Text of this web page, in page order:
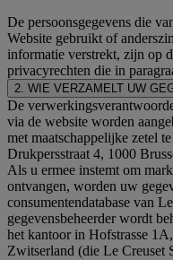
De persoonsgegevens die
Website gebruikt of
informatie verstrekt, zijn op
privacyrechten die in
2. WIE VERZAMELT UW
De
via de website worden
met maatschappelijke zetel
Drukpersstraat 4, 1000
Als u ermee instemt om
ontvangen, worden uw
consumentendatabase van
gegevensbeheerder wordt
het kantoor in Hofstrasse
Zwitserland (die Le